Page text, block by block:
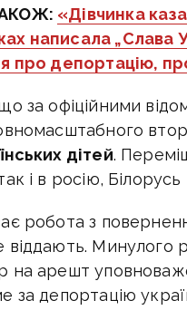
«Дівчинка
написала „Слава
про депортацію,
за офіційними
дітей.
і в росію,
робота з
віддають. Минулого
на арешт
за депортацію